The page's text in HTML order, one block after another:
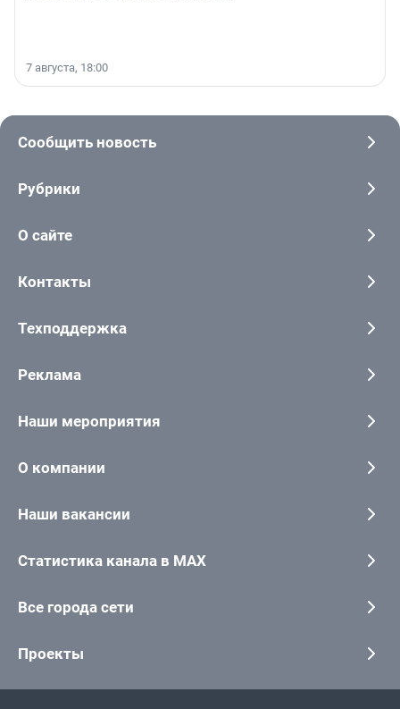
7 августа, 18:00
Сообщить новость
Рубрики
О сайте
Контакты
Техподдержка
Реклама
Наши мероприятия
О компании
Наши вакансии
Статистика канала в MAX
Все города сети
Проекты